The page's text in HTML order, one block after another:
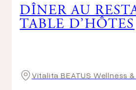
DÎNER AU
TABLE D’HÔTES
Vitalita BEATUS Wellness